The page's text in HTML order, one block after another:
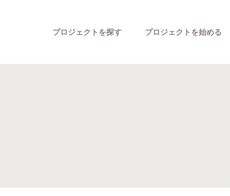
プロジェクトを探す プロジェクトを始める